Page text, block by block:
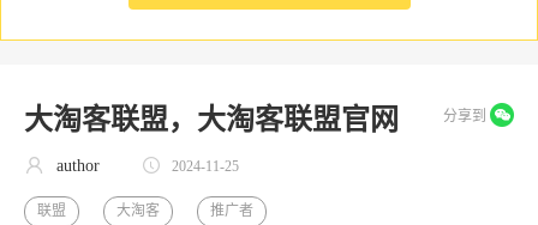
大淘客联盟，大淘客联盟官网 分享到
author 2024-11-25
联盟 大淘客 推广者